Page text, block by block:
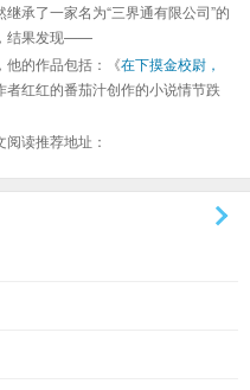
承了一家名为“三界通有限公司”的
结果发现——
他的作品包括：《在下摸金校尉，
红红的番茄汁创作的小说情节跌
读推荐地址：